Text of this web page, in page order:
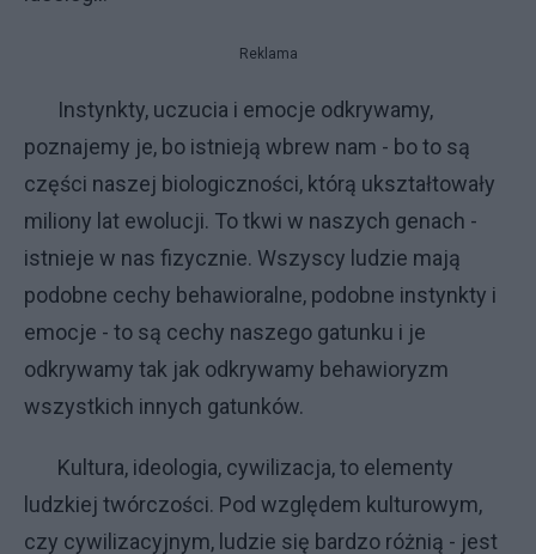
Reklama
Instynkty, uczucia i emocje odkrywamy,
poznajemy je, bo istnieją wbrew nam - bo to są
części naszej biologiczności, którą ukształtowały
miliony lat ewolucji. To tkwi w naszych genach -
istnieje w nas fizycznie. Wszyscy ludzie mają
podobne cechy behawioralne, podobne instynkty i
emocje - to są cechy naszego gatunku i je
odkrywamy tak jak odkrywamy behawioryzm
wszystkich innych gatunków.
Kultura, ideologia, cywilizacja, to elementy
ludzkiej twórczości. Pod względem kulturowym,
czy cywilizacyjnym, ludzie się bardzo różnią - jest